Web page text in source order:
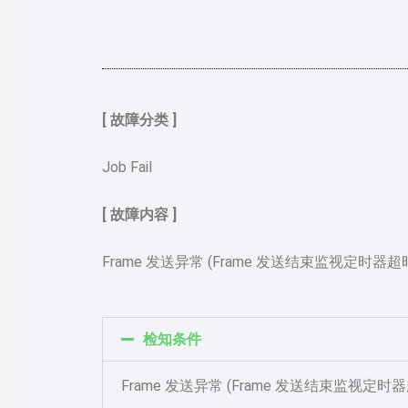
[ 故障分类 ]
Job Fail
[ 故障内容 ]
Frame 发送异常 (Frame 发送结束监视定时器超
检知条件
Frame 发送异常 (Frame 发送结束监视定时